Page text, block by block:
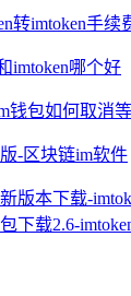
转imtoken手续
imtoken哪个好
钱包如何取消
-区块链im软件
新版本下载-
下载2.6-